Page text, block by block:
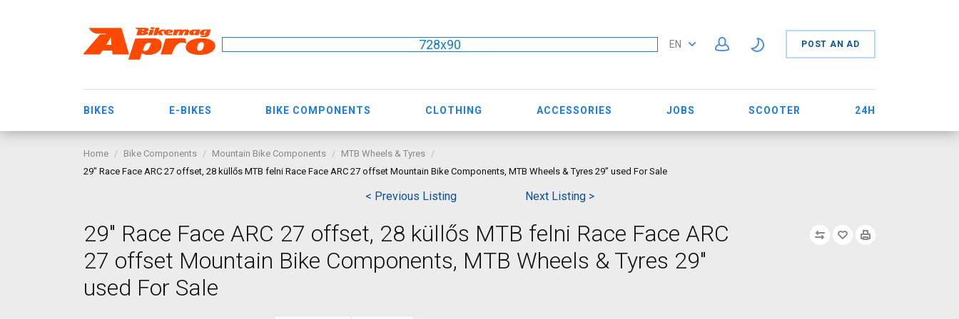
728x90 EN POST AN AD
BIKES E-BIKES BIKE COMPONENTS CLOTHING ACCESSORIES JOBS SCOOTER 24H
Home Bike Components Mountain Bike Components
MTB Wheels & Tyres
29" Race Face ARC 27 offset, 28 küllős MTB felni Race Face ARC 27 offset Mountain Bike Components, MTB Wheels & Tyres 29" used For Sale
< Previous Listing Next Listing >
29" Race Face ARC 27 offset, 28 küllős MTB felni Race Face ARC
27 offset Mountain Bike Components, MTB Wheels & Tyres 29"
used For Sale